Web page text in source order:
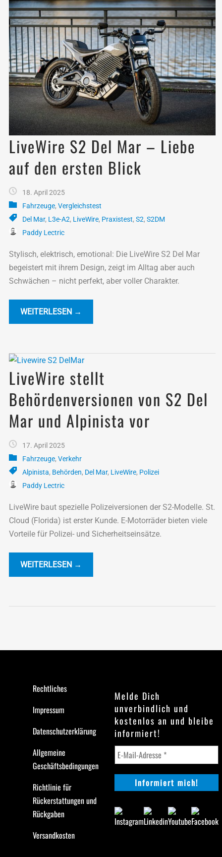
LiveWire S2 Del Mar – Liebe
auf den ersten Blick
18. April 2025
Fahrzeuge, Vergleichstest
Del Mar, L3e-A2, LiveWire, Praxistest, S2, S2DM
Paddy Lectric
Stylisch, elektrisch, emotional: Die LiveWire S2 Del Mar
begeistert mit ihrem Design, zeigt im Alltag aber auch
Schwächen – nicht perfekt, aber voller Charakter.
WEITERLESEN →
LiveWire stellt
Behördenversionen von S2 Del
Mar und Alpinista vor
17. April 2025
Fahrzeuge, Verkehr
Alpinista, Behörden, Del Mar, LiveWire, Polizei
Paddy Lectric
LiveWire baut spezielle Polizeiversionen der S2-Modelle. St.
Cloud (Florida) ist erster Kunde. E-Motorräder bieten viele
Vorteile für Polizei- und Sicherheitseinsätze.
WEITERLESEN →
Rechtliches
Impressum
Datenschutzerklärung
Allgemeine
Geschäftsbedingungen
Richtlinie für
Rückerstattungen und
Rückgaben
Versandkosten
Melde Dich
unverbindlich und
kostenlos an und bleibe
informiert!